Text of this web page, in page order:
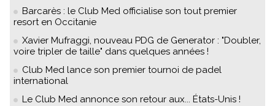
Barcarès : le Club Med officialise son tout premier
resort en Occitanie
Xavier Mufraggi, nouveau PDG de Generator : "Doubler,
voire tripler de taille" dans quelques années !
Club Med lance son premier tournoi de padel
international
Le Club Med annonce son retour aux... États-Unis !